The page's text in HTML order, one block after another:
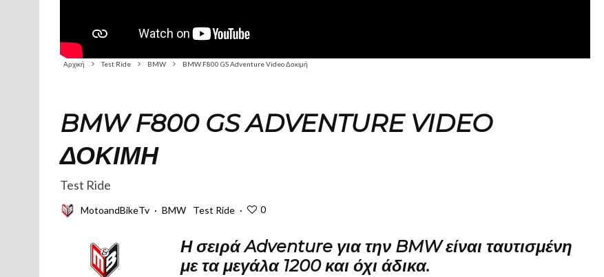
Αρχική Test Ride BMW BMW F800 GS Adventure Video Δοκιμή
BMW F800 GS ADVENTURE VIDEO
ΔΟΚΙΜΉ
Test Ride
MotoandBikeTv · BMW Test Ride · 0
Η σειρά Adventure για την BMW είναι ταυτισμένη
με τα μεγάλα 1200 και όχι άδικα.